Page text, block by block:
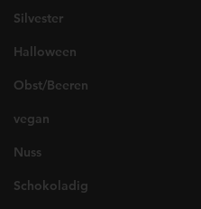
Silvester
Halloween
Obst/Beeren
vegan
Nuss
Schokoladig